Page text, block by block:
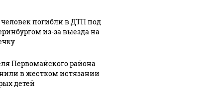
на
лишился 15
тысяч
новыми
знакомыми
погибли в ДТП под
из-за выезда на
Первомайского района
в жестком истязании
детей